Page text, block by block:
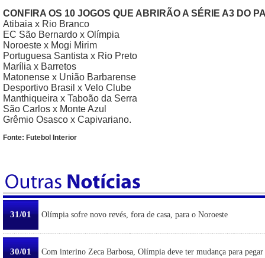
CONFIRA OS 10 JOGOS QUE ABRIRÃO A SÉRIE A3 DO
Atibaia x Rio Branco
EC São Bernardo x Olímpia
Noroeste x Mogi Mirim
Portuguesa Santista x Rio Preto
Marília x Barretos
Matonense x União Barbarense
Desportivo Brasil x Velo Clube
Manthiqueira x Taboão da Serra
São Carlos x Monte Azul
Grêmio Osasco x Capivariano.
Fonte: Futebol Interior
31/01 Olímpia sofre novo revés, fora de casa, para o Noroeste
30/01 Com interino Zeca Barbosa, Olímpia deve ter mudança para pegar